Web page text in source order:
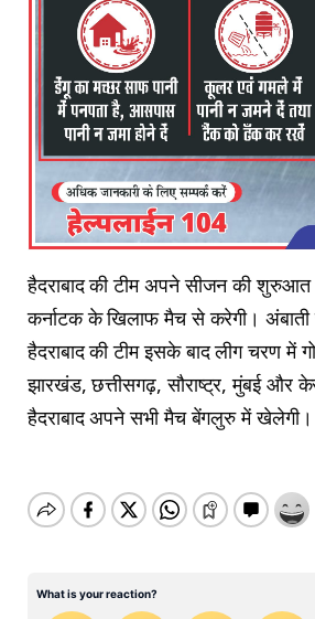
हैदराबाद की टीम अपने सीजन की
कर्नाटक के खिलाफ मैच से करेगी। अंबाती
हैदराबाद की टीम इसके बाद लीग चरण में
झारखंड, छत्तीसगढ़, सौराष्ट्र, मुंबई और
हैदराबाद अपने सभी मैच बेंगलुरु में खेलेगी।